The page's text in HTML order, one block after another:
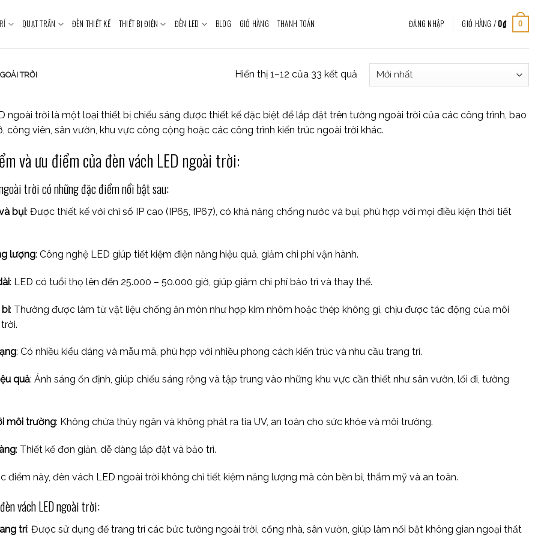
QUẠT TRẦN ĐÈN THIẾT KẾ THIẾT BỊ ĐIỆN ĐÈN LED BLOG GIỎ HÀNG THANH TOÁN ĐĂNG NHẬP GIỎ HÀNG /0₫ 0
TRỜI Hiển thị 1–12 của 33 kết quả
ngoài trời là một loại thiết bị chiếu sáng được thiết kế đặc biệt để lắp đặt trên tường ngoài trời của các công trình, bao
công viên, sân vườn, khu vực công cộng hoặc các công trình kiến trúc ngoài trời khác.
và ưu điểm của đèn vách LED ngoài trời:
trời có những đặc điểm nổi bật sau:
bụi: Được thiết kế với chỉ số IP cao (IP65, IP67), có khả năng chống nước và bụi, phù hợp với mọi điều kiện thời tiết
lượng: Công nghệ LED giúp tiết kiệm điện năng hiệu quả, giảm chi phí vận hành.
: LED có tuổi thọ lên đến 25.000 – 50.000 giờ, giúp giảm chi phí bảo trì và thay thế.
bỉ: Thường được làm từ vật liệu chống ăn mòn như hợp kim nhôm hoặc thép không gỉ, chịu được tác động của môi
: Có nhiều kiểu dáng và mẫu mã, phù hợp với nhiều phong cách kiến trúc và nhu cầu trang trí.
quả: Ánh sáng ổn định, giúp chiếu sáng rộng và tập trung vào những khu vực cần thiết như sân vườn, lối đi, tường
môi trường: Không chứa thủy ngân và không phát ra tia UV, an toàn cho sức khỏe và môi trường.
: Thiết kế đơn giản, dễ dàng lắp đặt và bảo trì.
điểm này, đèn vách LED ngoài trời không chỉ tiết kiệm năng lượng mà còn bền bỉ, thẩm mỹ và an toàn.
vách LED ngoài trời:
trí: Được sử dụng để trang trí các bức tường ngoài trời, cổng nhà, sân vườn, giúp làm nổi bật không gian ngoại thất